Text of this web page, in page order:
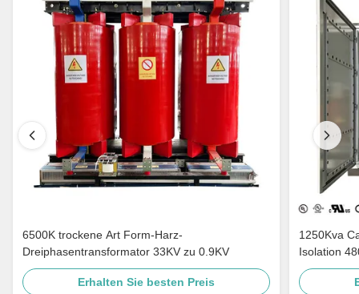
6500K trockene Art Form-Harz-
Dreiphasentransformator 33KV zu 0.9KV
Erhalten Sie besten Preis
1250Kva Cast Resin Dry Type Transformers
Isolation